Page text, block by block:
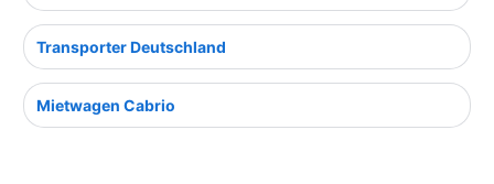
Transporter Deutschland
Mietwagen Cabrio